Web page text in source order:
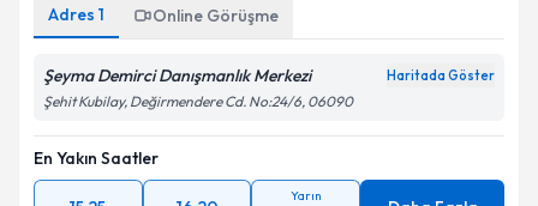
Adres 1 Online Görüşme
Şeyma Demirci Danışmanlık Merkezi Haritada Göster
Şehit Kubilay, Değirmendere Cd. No:24/6, 06090
En Yakın Saatler
Yarın